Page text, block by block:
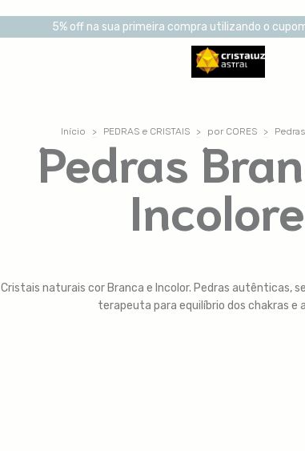
5% off na sua primeira compra utilizando o cupom
Início > PEDRAS e CRISTAIS > por CORES >
Pedras
Cristais naturais cor Branca e Incolor. Pedras autênticas,
terapeuta para equilíbrio dos chakras e